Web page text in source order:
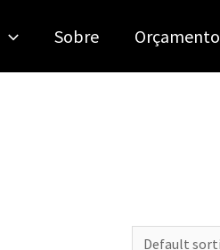
Sobre Orçamento